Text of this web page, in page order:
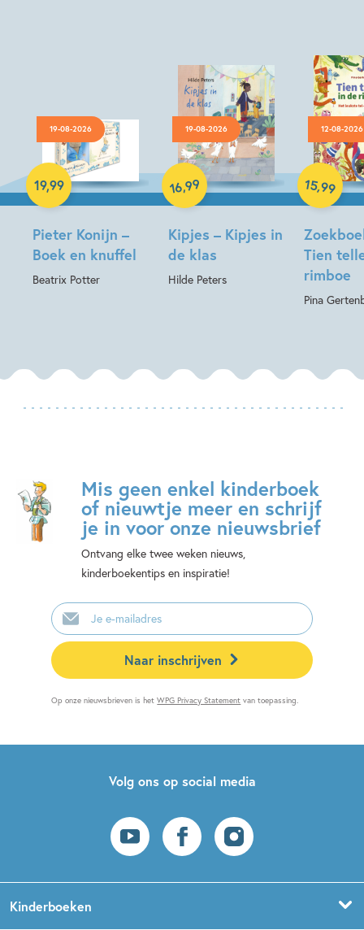
19-08-2026
Pieter Konijn –
Boek en knuffel
Beatrix Potter
19,99
Hardcover
19-08-2026
Kipjes – Kipjes in
de klas
Hilde Peters
16,99
Hardcover
12-08-2026
Tien
rimboe
Pina
15,99
Hardcover
Mis geen enkel kinderboek
of nieuwtje meer en schrijf
je in voor onze nieuwsbrief
Ontvang elke twee weken nieuws,
kinderboekentips en inspiratie!
E-
mailadres
Naar inschrijven
Op onze nieuwsbrieven is hetWPG Privacy Statement van toepassing.
Volg ons op social media
Kinderboeken